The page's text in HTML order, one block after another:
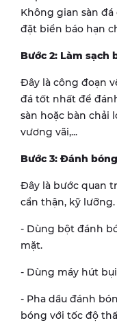
Không gian sàn
đặt biển báo hạn
Bước 2: Làm sạch
Đây là công đoạn
đá tốt nhất để
sàn hoặc bàn chải
vương vãi,...
Bước 3: Đánh
Đây là bước quan
cẩn thận, kỹ lưỡng.
- Dùng bột đánh
mặt.
- Dùng máy hút
- Pha dầu đánh
bóng với tốc độ